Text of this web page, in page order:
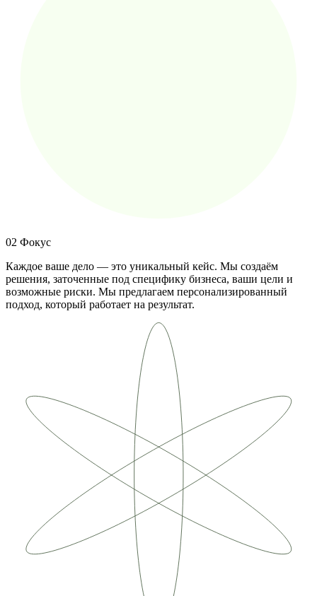
02 Фокус
Каждое ваше дело — это уникальный кейс. Мы создаём
решения, заточенные под специфику бизнеса, ваши цели и
возможные риски. Мы предлагаем персонализированный
подход, который работает на результат.